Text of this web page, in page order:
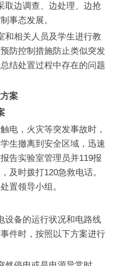
边调查、边处理、边抢
事态发展。
相关人员及学生进行教
防控制措施防止类似突发
结处置过程中存在的问题
案
，火灾等突发事故时，
生撤离到安全区域，迅速
告实验室管理员并119报
及时拨打120急救电话。
置领导小组。
备的运行状况和电路线
件时，按照以下方案进行